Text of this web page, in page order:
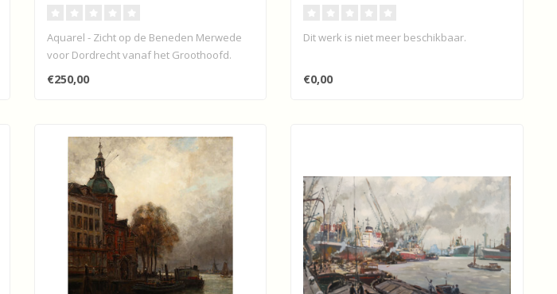
Aquarel - Zicht op de Beneden Merwede
voor Dordrecht vanaf het Groothoofd.
Rech..
€250,00
Dit werk is niet meer beschikbaar.
Brabantse kunstenaar. Tot op heden heb
€0,00